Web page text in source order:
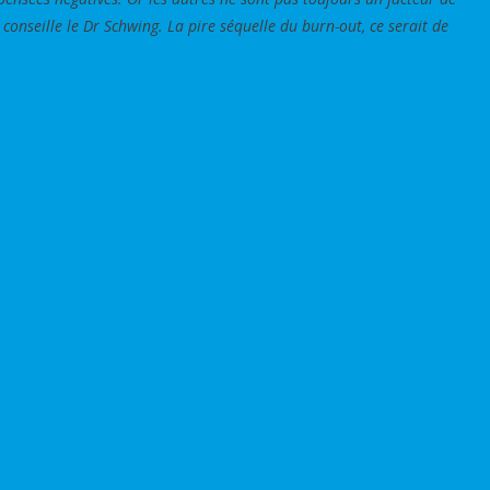
le Dr Schwing. La pire séquelle du burn-out, ce serait de